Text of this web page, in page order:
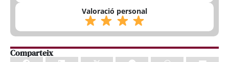
Valoració personal
Comparteix